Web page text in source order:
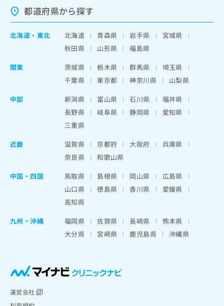
都道府県から探す
北海道 ・ 東北 北海道 青森県 岩手県
宮城県
秋田県
山形県
福島県
関東
茨城県 栃木県 群馬県
埼玉県
千葉県
東京都 神奈川県
山梨県
中部
新潟県 富山県 石川県
福井県
長野県
岐阜県 静岡県
愛知県
三重県
近畿
滋賀県 京都府 大阪府
兵庫県
奈良県
和歌山県
中国・四国
鳥取県 島根県 岡山県
広島県
山口県
徳島県 香川県
愛媛県
高知県
九州・沖縄
福岡県 佐賀県 長崎県
熊本県
大分県
宮崎県 鹿児島県 沖縄県
運営会社